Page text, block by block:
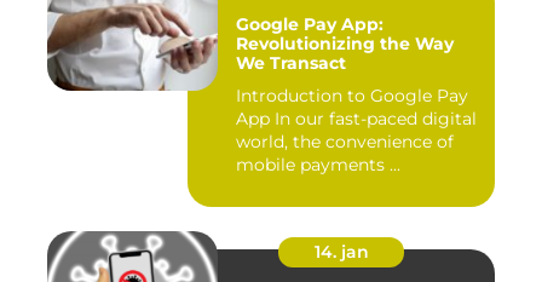
Google Pay App:
Revolutionizing the Way
We Transact
Introduction to Google Pay
App In our fast-paced digital
world, the convenience of
mobile payments ...
14. jan